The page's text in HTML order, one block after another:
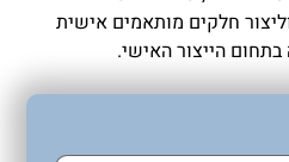
חלקים מותאמים אישית
הייצור האישי.